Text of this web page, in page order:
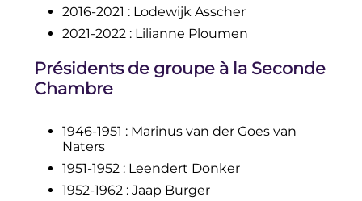
2016-2021 : Lodewijk Asscher
2021-2022 : Lilianne Ploumen
Présidents de groupe à la Seconde
Chambre
1946-1951 : Marinus van der Goes van
Naters
1951-1952 : Leendert Donker
1952-1962 : Jaap Burger